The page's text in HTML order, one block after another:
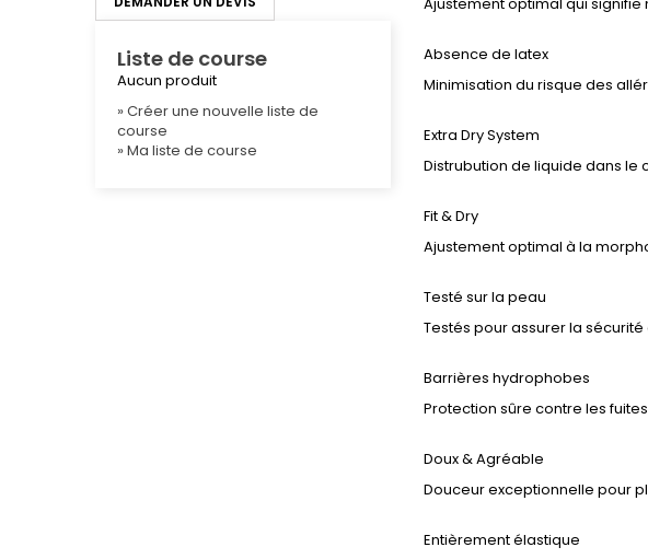
Liste de course
Aucun produit
» Créer une nouvelle liste de
course
» Ma liste de course
Absence de latex
Minimisation du risque des
Extra Dry System
Distrubution de liquide dans
Fit & Dry
Ajustement optimal à la
Testé sur la peau
Testés pour assurer la
Barrières hydrophobes
Protection sûre contre les
Doux & Agréable
Douceur exceptionnelle pour
Entièrement élastique